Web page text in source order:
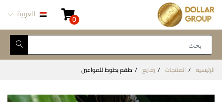
0 العربية
الرئيسية المنتجات رفايع طقم بطوط للمواعين